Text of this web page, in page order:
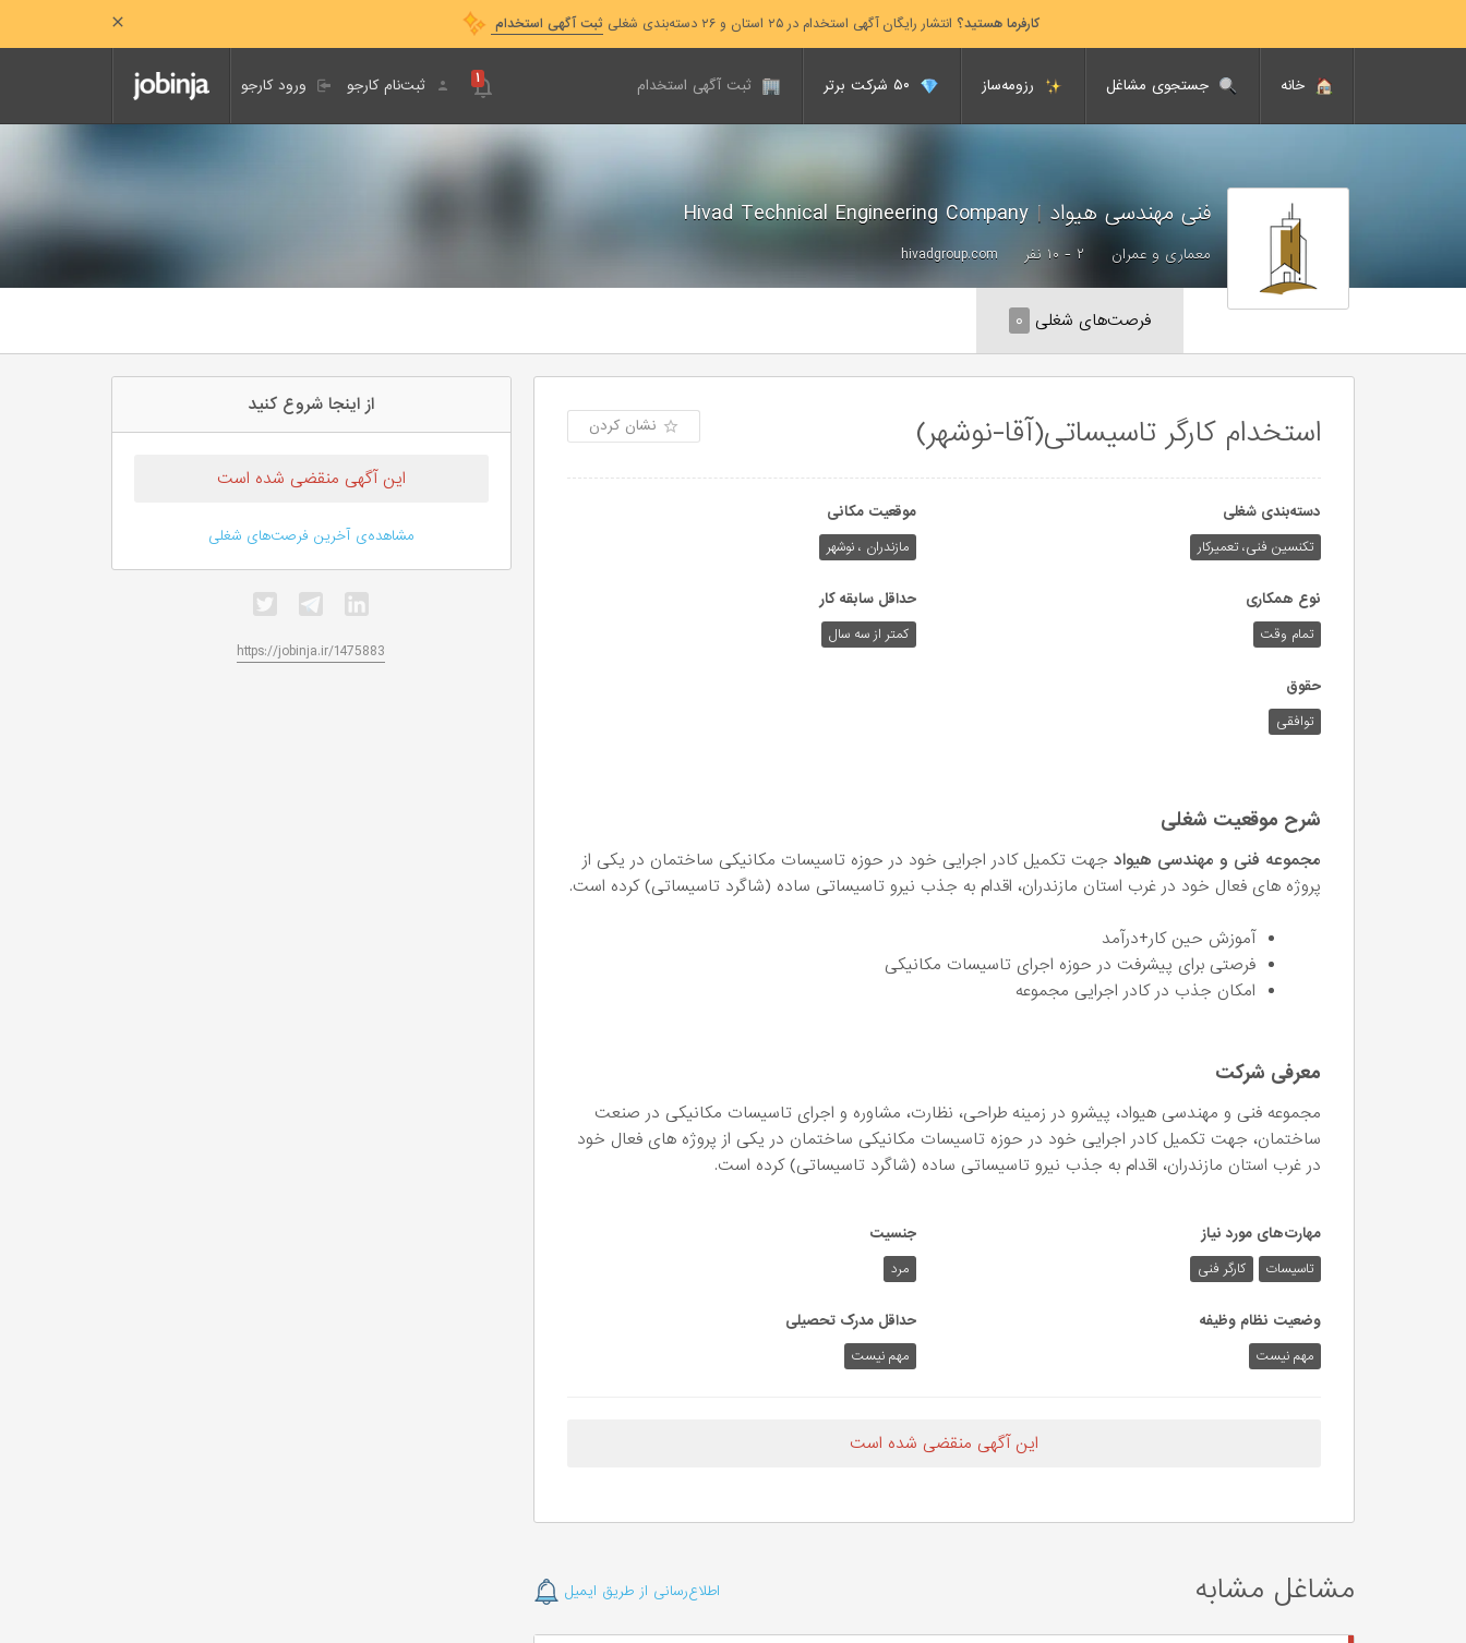
کارفرما هستید؟ انتشار رایگان آگهی استخدام در ۲۵ استان و ۲۶ دسته‌بندی شغلی ثبت آگهی استخدام
خانه جستجوی مشاغل رزومه‌ساز ثبت آگهی استخدام ورود کارجو ثبت‌نام کارجو ۱
فنی مهندسی هیواد |
معماری و عمران ۲ - ۱۰ نفر hivadgroup.com
فرصت‌های شغلی ۰
استخدام کارگر تاسیساتی(آقا-نوشهر) نشان کردن
دسته‌بندی شغلی
تکنسین فنی، تعمیرکار
موقعیت مکانی
مازندران ، نوشهر
نوع همکاری
تمام وقت
حداقل سابقه کار
کمتر از سه سال
حقوق
توافقی
شرح موقعیت شغلی
مجموعه فنی و مهندسی هیواد جهت تکمیل کادر اجرایی خود در حوزه تاسیسات مکانیکی ساختمان در یکی از
پروژه های فعال خود در غرب استان مازندران، اقدام به جذب نیرو تاسیساتی ساده (شاگرد تاسیساتی) کرده است.
آموزش حین کار+درآمد
فرصتی برای پیشرفت در حوزه اجرای تاسیسات مکانیکی
امکان جذب در کادر اجرایی مجموعه
معرفی شرکت
مجموعه فنی و مهندسی هیواد، پیشرو در زمینه طراحی، نظارت، مشاوره و اجرای تاسیسات مکانیکی در صنعت
ساختمان، جهت تکمیل کادر اجرایی خود در حوزه تاسیسات مکانیکی ساختمان در یکی از پروژه های فعال خود
در غرب استان مازندران، اقدام به جذب نیرو تاسیساتی ساده (شاگرد تاسیساتی) کرده است.
مهارت‌های مورد نیاز
تاسیسات کارگر فنی
جنسیت
مرد
وضعیت نظام وظیفه
مهم‌ نیست
حداقل مدرک تحصیلی
مهم نیست
این آگهی منقضی شده است
مشاغل مشابه اطلاع‌رسانی از طریق ایمیل
از اینجا شروع کنید
این آگهی منقضی شده است
مشاهده‌ی آخرین فرصت‌های شغلی
https://jobinja.ir/1475883